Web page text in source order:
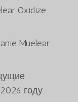
Oxidize
Muelear
году.